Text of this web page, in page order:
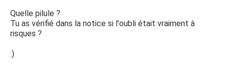
Quelle pilule ?
Tu as vérifié dans la notice si l'oubli était vraiment à
risques ?
:)